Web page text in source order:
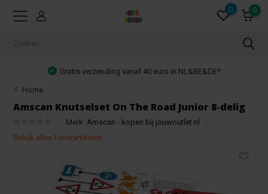
0 0
Gratis verzending vanaf 40 euro in NL&BE&DE*
Home
Amscan Knutselset On The Road Junior 8-delig
Merk: Amscan - kopen bij jouwoutlet.nl
Bekijk alles Feestartikelen